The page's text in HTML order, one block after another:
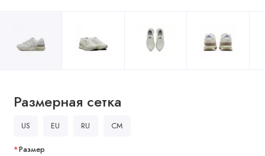
Размерная сетка
US EU RU CM
Размер